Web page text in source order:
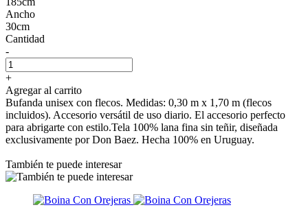
Ancho
30cm
Cantidad
-
+
Agregar al carrito
Bufanda unisex con flecos. Medidas: 0,30 m x 1,70 m (flecos
incluidos). Accesorio versátil de uso diario. El accesorio perfecto
para abrigarte con estilo.Tela 100% lana fina sin teñir, diseñada
exclusivamente por Don Baez. Hecha 100% en Uruguay.
También te puede interesar